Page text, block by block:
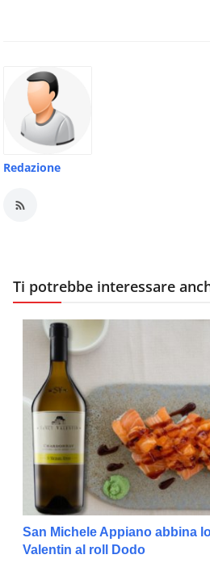
Redazione
Ti potrebbe interessare
San Michele Appiano abbina
Valentin al roll Dodo